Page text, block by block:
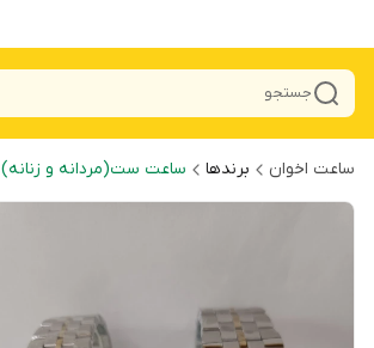
جستجو
ساعت اخوان برندها ساعت ست(مردانه و زنانه)